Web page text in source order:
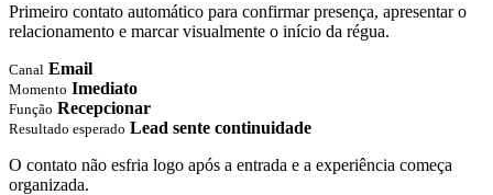
Primeiro contato automático para confirmar presença, apresentar o
relacionamento e marcar visualmente o início da régua.
Canal Email
Momento Imediato
Função Recepcionar
Resultado esperado Lead sente continuidade
O contato não esfria logo após a entrada e a experiência começa
organizada.